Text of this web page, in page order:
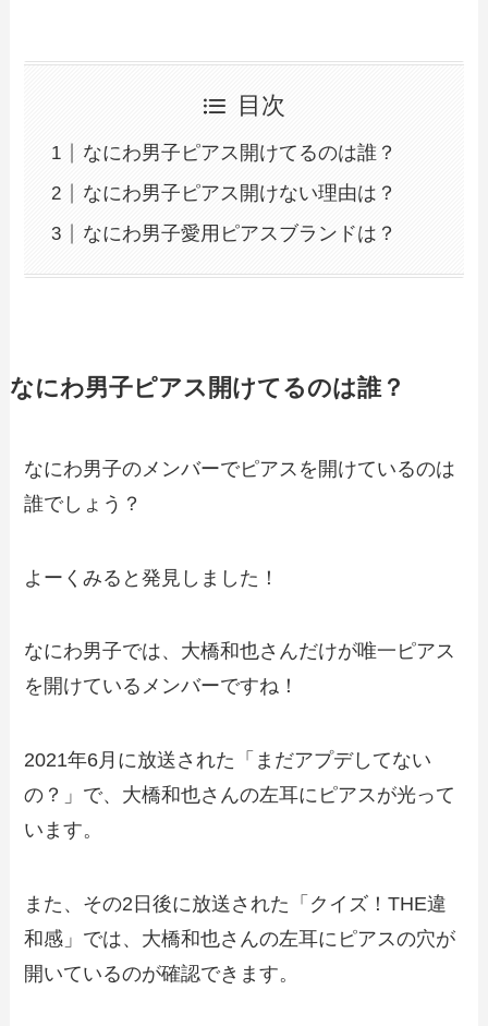
目次
なにわ男子ピアス開けてるのは誰？
なにわ男子ピアス開けない理由は？
なにわ男子愛用ピアスブランドは？
なにわ男子ピアス開けてるのは誰？
なにわ男子のメンバーでピアスを開けているのは
誰でしょう？
よーくみると発見しました！
なにわ男子では、大橋和也さんだけが唯一ピアス
を開けているメンバーですね！
2021年6月に放送された「まだアプデしてない
の？」で、大橋和也さんの左耳にピアスが光って
います。
また、その2日後に放送された「クイズ！THE違
和感」では、大橋和也さんの左耳にピアスの穴が
開いているのが確認できます。